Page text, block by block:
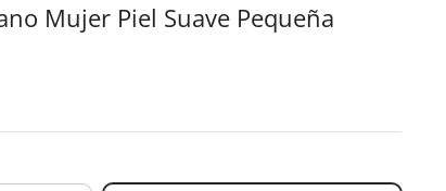
Mujer Piel Suave Pequeña